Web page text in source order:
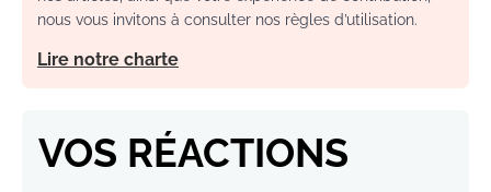
nous vous invitons à consulter nos règles d’utilisation.
Lire notre charte
VOS RÉACTIONS